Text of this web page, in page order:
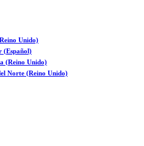
Unido)
(Español)
(Reino Unido)
Norte (Reino Unido)